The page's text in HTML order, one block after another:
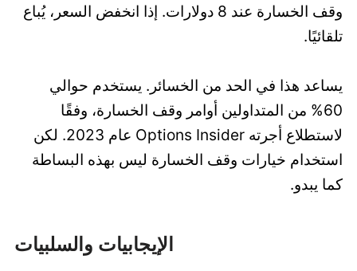
وقف الخسارة عند 8 دولارات. إذا انخفض السعر، يُباع
تلقائيًا.
يساعد هذا في الحد من الخسائر. يستخدم حوالي
60% من المتداولين أوامر وقف الخسارة، وفقًا
لاستطلاع أجرته Options Insider عام 2023. لكن
استخدام خيارات وقف الخسارة ليس بهذه البساطة
كما يبدو.
الإيجابيات والسلبيات